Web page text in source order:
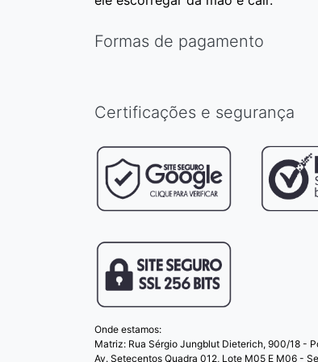
Formas de pagamento
Certificações e segurança
Onde estamos:
Matriz: Rua Sérgio Jungblut Dieterich, 900/18 -
Av. Setecentos Quadra 012, Lote M05 E M06 -